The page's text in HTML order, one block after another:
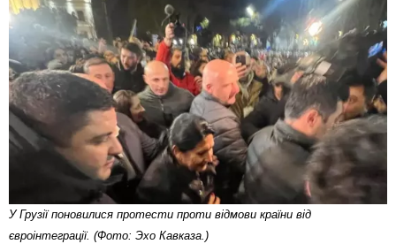
У Грузії поновилися протести проти відмови країни від
євроінтеграції. (Фото: Эхо Кавказа.)